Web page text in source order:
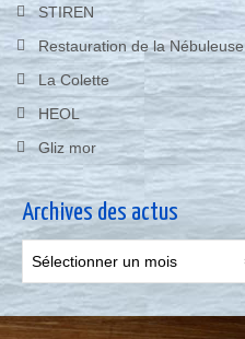
STIREN
Restauration de la Nébuleuse
La Colette
HEOL
Gliz mor
Archives des actus
des
actus